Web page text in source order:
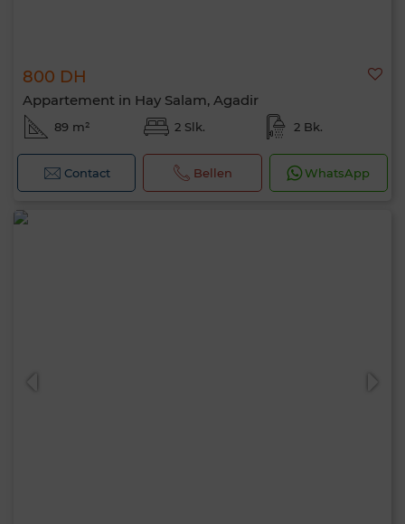
800 DH
Appartement in Hay Salam, Agadir
89 m² 2 Slk. 2 Bk.
Contact Bellen WhatsApp